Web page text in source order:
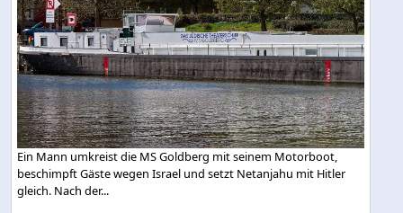
Ein Mann umkreist die MS Goldberg mit seinem Motorboot,
beschimpft Gäste wegen Israel und setzt Netanjahu mit Hitler
gleich. Nach der...